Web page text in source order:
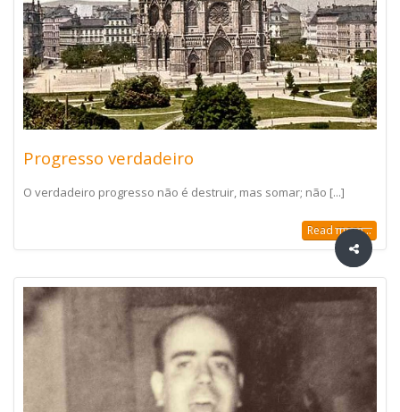
Progresso verdadeiro
O verdadeiro progresso não é destruir, mas somar; não [...]
Read more...